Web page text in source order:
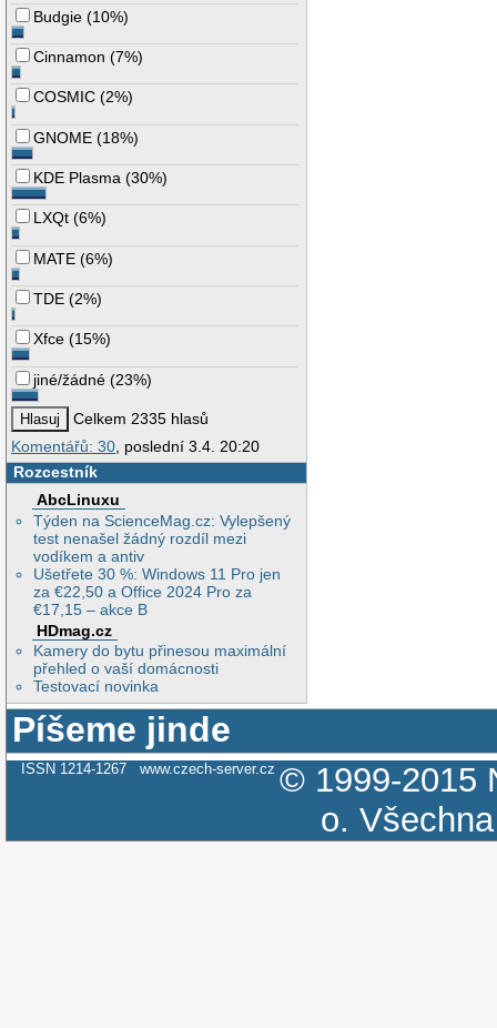
Budgie (10%)
Cinnamon (7%)
COSMIC (2%)
GNOME (18%)
KDE Plasma (30%)
LXQt (6%)
MATE (6%)
TDE (2%)
Xfce (15%)
jiné/žádné (23%)
Celkem 2335 hlasů
Komentářů: 30, poslední 3.4. 20:20
Rozcestník
AbcLinuxu
Týden na ScienceMag.cz: Vylepšený
test nenašel žádný rozdíl mezi
vodíkem a antiv
Ušetřete 30 %: Windows 11 Pro jen
za €22,50 a Office 2024 Pro za
€17,15 – akce B
HDmag.cz
Kamery do bytu přinesou maximální
přehled o vaší domácnosti
Testovací novinka
Píšeme jinde
ISSN 1214-1267 www.czech-server.cz © 1999-2015
o.